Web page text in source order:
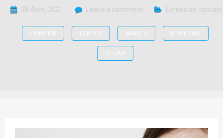
28 Abril, 2021 Leave a comment Lentes de contato
COMPRA LENTES MARCA MATERIAL
OLHAR